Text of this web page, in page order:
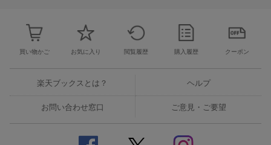
買い物かご お気に入り 閲覧履歴 購入履歴 クーポン
楽天ブックスとは？ ヘルプ
お問い合わせ窓口 ご意見・ご要望